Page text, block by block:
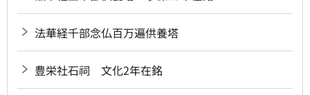
法華経千部念仏百万遍供養塔
豊栄社石祠 文化2年在銘